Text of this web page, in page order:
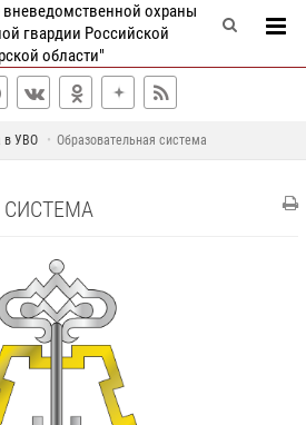
охраны
гвардии Российской
области"
в УВО Образовательная система
СИСТЕМА